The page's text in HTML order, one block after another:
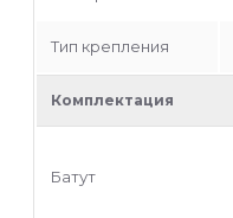
Тип крепления
Комплектация
Батут